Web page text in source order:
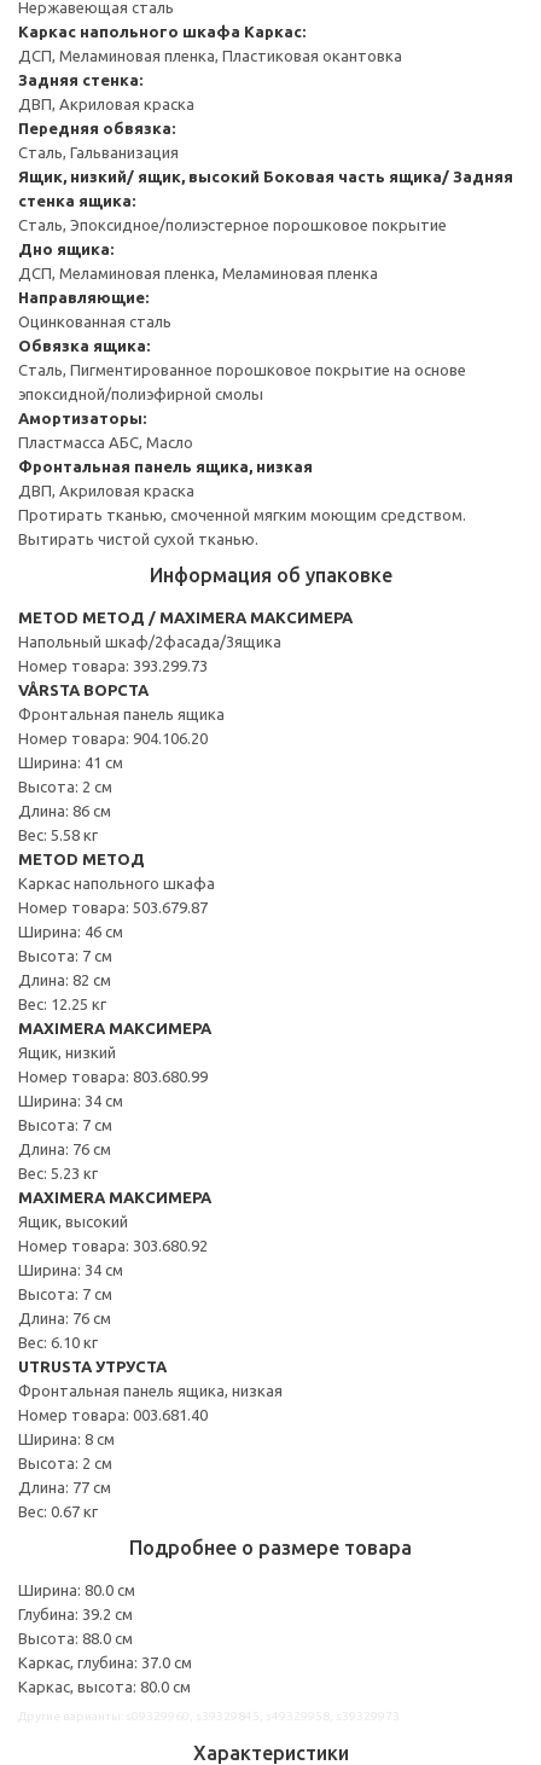
Нержавеющая сталь
Каркас напольного шкафа Каркас:
ДСП, Меламиновая пленка, Пластиковая окантовка
Задняя стенка:
ДВП, Акриловая краска
Передняя обвязка:
Сталь, Гальванизация
Ящик, низкий/ ящик, высокий Боковая часть ящика/ Задняя
стенка ящика:
Сталь, Эпоксидное/полиэстерное порошковое покрытие
Дно ящика:
ДСП, Меламиновая пленка, Меламиновая пленка
Направляющие:
Оцинкованная сталь
Обвязка ящика:
Сталь, Пигментированное порошковое покрытие на основе
эпоксидной/полиэфирной смолы
Амортизаторы:
Пластмасса АБС, Масло
Фронтальная панель ящика, низкая
ДВП, Акриловая краска
Протирать тканью, смоченной мягким моющим средством.
Вытирать чистой сухой тканью.
Информация об упаковке
METOD МЕТОД / MAXIMERA МАКСИМЕРА
Напольный шкаф/2фасада/3ящика
Номер товара: 393.299.73
VÅRSTA ВОРСТА
Фронтальная панель ящика
Номер товара: 904.106.20
Ширина: 41 см
Высота: 2 см
Длина: 86 см
Вес: 5.58 кг
METOD МЕТОД
Каркас напольного шкафа
Номер товара: 503.679.87
Ширина: 46 см
Высота: 7 см
Длина: 82 см
Вес: 12.25 кг
MAXIMERA МАКСИМЕРА
Ящик, низкий
Номер товара: 803.680.99
Ширина: 34 см
Высота: 7 см
Длина: 76 см
Вес: 5.23 кг
MAXIMERA МАКСИМЕРА
Ящик, высокий
Номер товара: 303.680.92
Ширина: 34 см
Высота: 7 см
Длина: 76 см
Вес: 6.10 кг
UTRUSTA УТРУСТА
Фронтальная панель ящика, низкая
Номер товара: 003.681.40
Ширина: 8 см
Высота: 2 см
Длина: 77 см
Вес: 0.67 кг
Подробнее о размере товара
Ширина: 80.0 см
Глубина: 39.2 см
Высота: 88.0 см
Каркас, глубина: 37.0 см
Каркас, высота: 80.0 см
Характеристики